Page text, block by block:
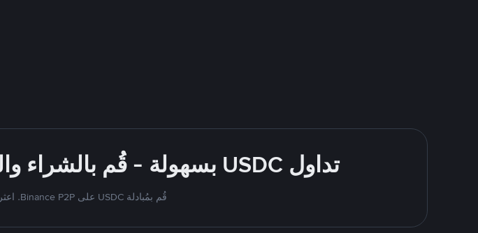
تداول USDC بسهولة - قُم بالشراء والبيع باستخدام طرقك المُفضّلة للدفع
قُم بمُبادلة USDC على Binance P2P. اعثر على أفضل العروض أدناه لشراء وبيع